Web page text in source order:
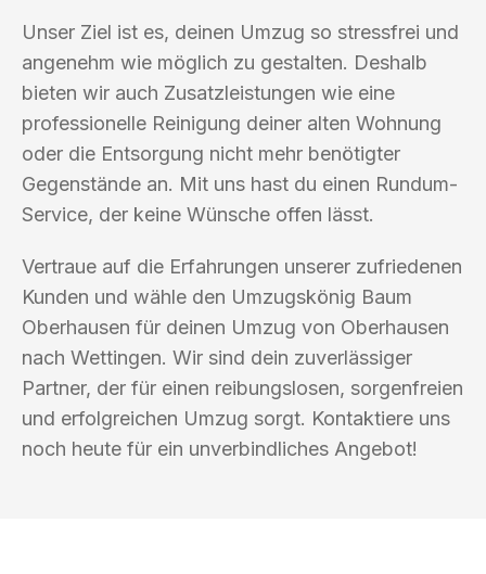
Unser Ziel ist es, deinen Umzug so stressfrei und
angenehm wie möglich zu gestalten. Deshalb
bieten wir auch Zusatzleistungen wie eine
professionelle Reinigung deiner alten Wohnung
oder die Entsorgung nicht mehr benötigter
Gegenstände an. Mit uns hast du einen Rundum-
Service, der keine Wünsche offen lässt.
Vertraue auf die Erfahrungen unserer zufriedenen
Kunden und wähle den Umzugskönig Baum
Oberhausen für deinen Umzug von Oberhausen
nach Wettingen. Wir sind dein zuverlässiger
Partner, der für einen reibungslosen, sorgenfreien
und erfolgreichen Umzug sorgt. Kontaktiere uns
noch heute für ein unverbindliches Angebot!